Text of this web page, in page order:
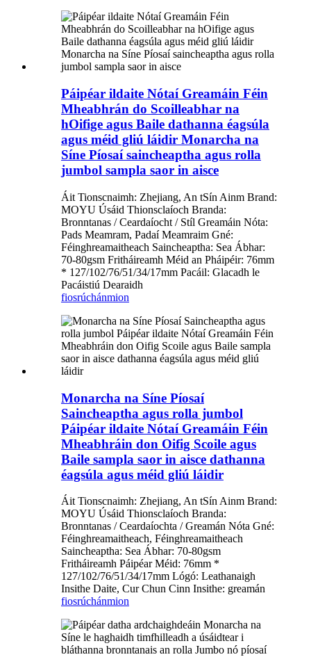
Páipéar ildaite Nótaí Greamáin Féin
Mheabhrán do Scoilleabhar na
hOifige agus Baile dathanna éagsúla
agus méid gliú láidir Monarcha na
Síne Píosaí saincheaptha agus rolla
jumbol sampla saor in aisce
Áit Tionscnaimh: Zhejiang, An tSín Ainm Brand:
MOYU Úsáid Thionsclaíoch Branda:
Bronntanas / Ceardaíocht / Stíl Greamáin Nóta:
Pads Meamram, Padaí Meamraim Gné:
Féinghreamaitheach Saincheaptha: Sea Ábhar:
70-80gsm Fritháireamh Méid an Pháipéir: 76mm
* 127/102/76/51/34/17mm Pacáil: Glacadh le
Pacáistiú Dearaidh
fiosrúchánmion
Monarcha na Síne Píosaí
Saincheaptha agus rolla jumbol
Páipéar ildaite Nótaí Greamáin Féin
Mheabhráin don Oifig Scoile agus
Baile sampla saor in aisce dathanna
éagsúla agus méid gliú láidir
Áit Tionscnaimh: Zhejiang, An tSín Ainm Brand:
MOYU Úsáid Thionsclaíoch Branda:
Bronntanas / Ceardaíochta / Greamán Nóta Gné:
Féinghreamaitheach, Féinghreamaitheach
Saincheaptha: Sea Ábhar: 70-80gsm
Fritháireamh Páipéar Méid: 76mm *
127/102/76/51/34/17mm Lógó: Leathanaigh
Insithe Daite, Cur Chun Cinn Insithe: greamán
fiosrúchánmion